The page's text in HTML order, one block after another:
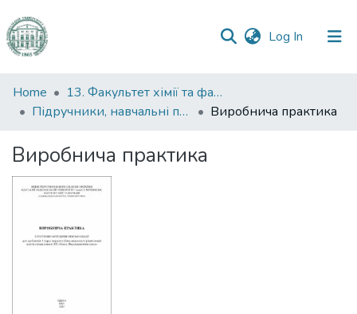
Log In (current)
Communities
&
All of DSpace
Statistics
Home
13. Факультет хімії та фармації
Підручники, навчальні посібники та інші науково- та навчально-методичні праці ФХФ
Виробнича практика
Виробнича практика